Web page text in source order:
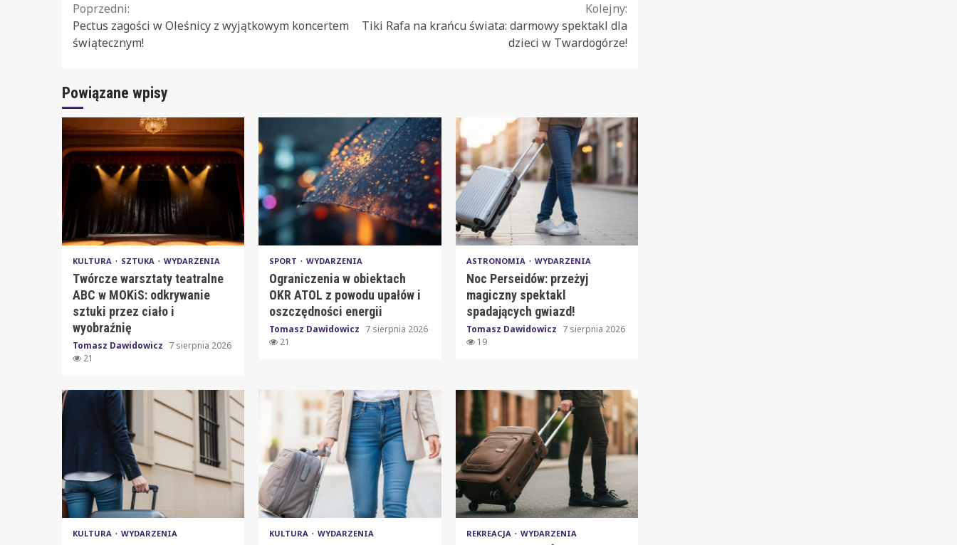
Continue
Reading
Poprzedni:
Pectus zagości w Oleśnicy z wyjątkowym koncertem
świątecznym!
Kolejny:
Tiki Rafa na krańcu świata: darmowy spektakl dla
dzieci w Twardogórze!
Powiązane wpisy
KULTURA SZTUKA WYDARZENIA
Twórcze warsztaty teatralne
ABC w MOKiS: odkrywanie
sztuki przez ciało i
wyobraźnię
Tomasz Dawidowicz 7 sierpnia 2026
21
SPORT WYDARZENIA
Ograniczenia w obiektach
OKR ATOL z powodu upałów i
oszczędności energii
Tomasz Dawidowicz 7 sierpnia 2026
21
ASTRONOMIA WYDARZENIA
Noc Perseidów: przeżyj
magiczny spektakl
spadających gwiazd!
Tomasz Dawidowicz 7 sierpnia 2026
19
KULTURA WYDARZENIA KULTURA WYDARZENIA REKREACJA WYDARZENIA